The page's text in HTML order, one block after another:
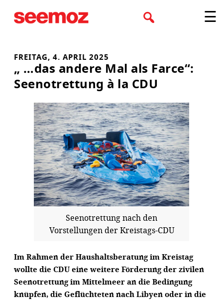
Inhalt
☰
FREITAG, 4. APRIL 2025
„ …das andere Mal als Farce“:
Seenotrettung à la CDU
Seenotrettung nach den
Vorstellungen der Kreistags-CDU
Im Rahmen der Haushaltsberatung im Kreistag
wollte die CDU eine weitere Förderung der zivilen
Seenotrettung im Mittelmeer an die Bedingung
knüpfen, die Geflüchteten nach Libyen oder in die